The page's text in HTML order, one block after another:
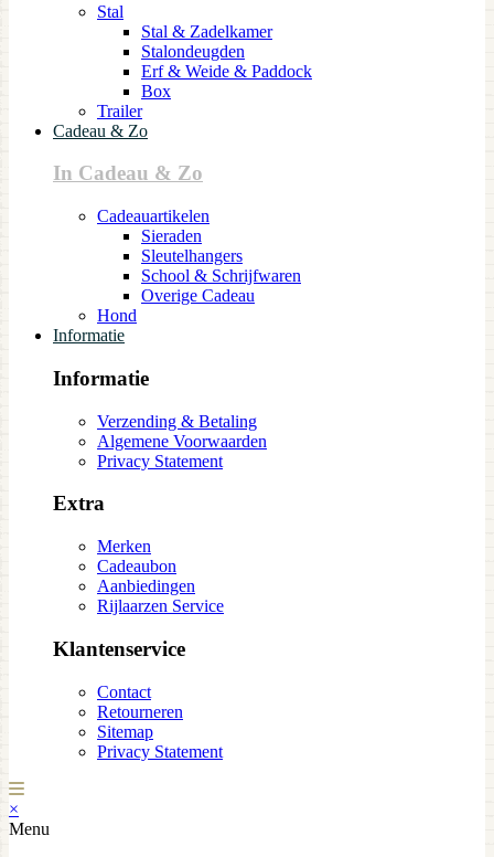
Stal
Stal & Zadelkamer
Stalondeugden
Erf & Weide & Paddock
Box
Trailer
Cadeau & Zo
In Cadeau & Zo
Cadeauartikelen
Sieraden
Sleutelhangers
School & Schrijfwaren
Overige Cadeau
Hond
Informatie
Informatie
Verzending & Betaling
Algemene Voorwaarden
Privacy Statement
Extra
Merken
Cadeaubon
Aanbiedingen
Rijlaarzen Service
Klantenservice
Contact
Retourneren
Sitemap
Privacy Statement
×
Menu